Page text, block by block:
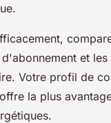
et
Votre profil de
la plus